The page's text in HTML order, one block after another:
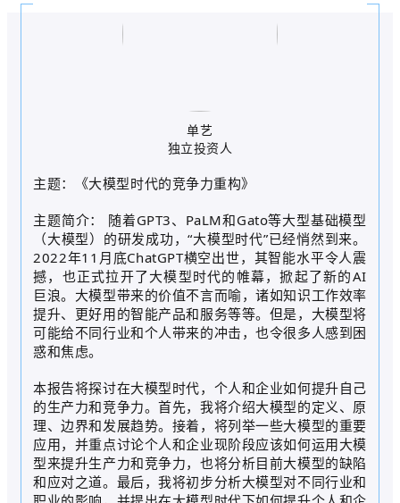
单艺
独立投资人
主题：《大模型时代的竞争力重构》
主题简介： 随着GPT3、PaLM和Gato等大型基础模型
（大模型）的研发成功，“大模型时代”已经悄然到来。
2022年11月底ChatGPT横空出世，其智能水平令人震
撼，也正式拉开了大模型时代的帷幕，掀起了新的AI
巨浪。大模型带来的价值不言而喻，诸如知识工作效率
提升、更好用的智能产品和服务等等。但是，大模型将
可能给不同行业和个人带来的冲击，也令很多人感到困
惑和焦虑。
本报告将探讨在大模型时代，个人和企业如何提升自己
的生产力和竞争力。首先，我将介绍大模型的定义、原
理、边界和发展趋势。接着，将列举一些大模型的重要
应用，并重点讨论个人和企业现阶段应该如何运用大模
型来提升生产力和竞争力，也将分析目前大模型的缺陷
和应对之道。最后，我将初步分析大模型对不同行业和